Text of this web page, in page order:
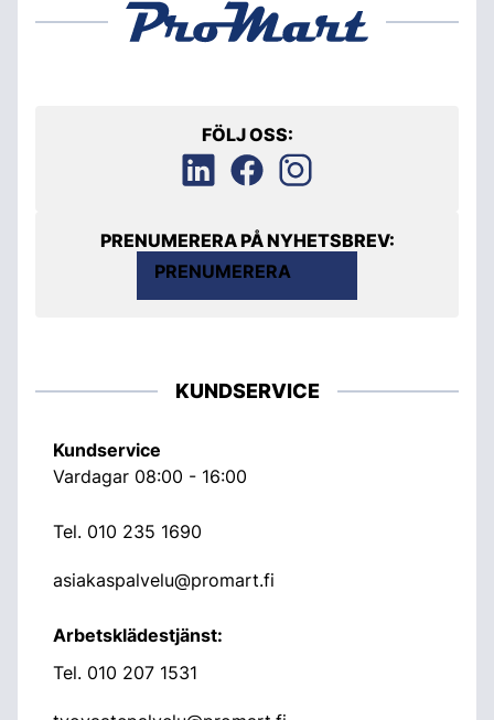
FÖLJ OSS:
PRENUMERERA PÅ NYHETSBREV:
PRENUMERERA
KUNDSERVICE
Kundservice
Vardagar 08:00 - 16:00
Tel. 010 235 1690
asiakaspalvelu@promart.fi
Arbetsklädestjänst:
Tel. 010 207 1531